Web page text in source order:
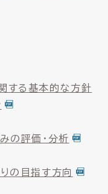
する基本的な方針
の評価・分析
の目指す方向